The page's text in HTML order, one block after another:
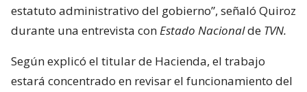
estatuto administrativo del gobierno”, señaló Quiroz
durante una entrevista conEstado Nacionalde TVN.
Según explicó el titular de Hacienda, el trabajo
estará concentrado en revisar el funcionamiento del